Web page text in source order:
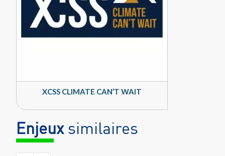
XCSS CLIMATE CAN’T WAIT
Enjeuxsimilaires